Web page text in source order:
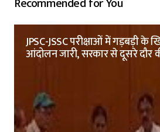
JPSC-JSSC परीक्षाओं में गड़बड़ी के
आंदोलन जारी, सरकार से दूसरे दौर